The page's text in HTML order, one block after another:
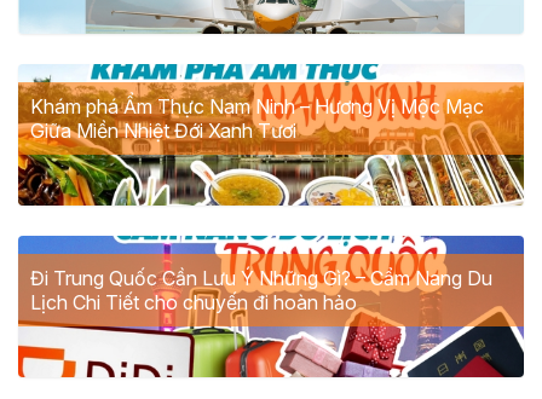
Khám phá Ẩm Thực Nam Ninh – Hương Vị Mộc Mạc
Giữa Miền Nhiệt Đới Xanh Tươi
Đi Trung Quốc Cần Lưu Ý Những Gì? – Cẩm Nang Du
Lịch Chi Tiết cho chuyến đi hoàn hảo